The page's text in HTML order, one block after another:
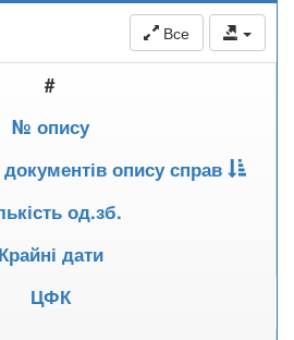
Все
#
№ опису
опису справ
од.зб.
Крайні дати
ЦФК